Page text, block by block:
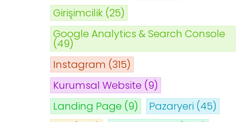
Girişimcilik (25)
Google Analytics & Search Console
(49)
Instagram (315)
Kurumsal Website (9)
Landing Page (9) Pazaryeri (45)